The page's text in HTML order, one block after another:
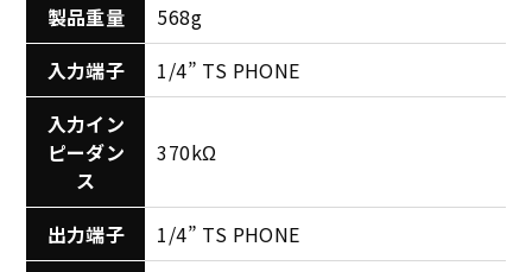
製品重量
568g
入力端子
1/4” TS PHONE
入力イン
ピーダン
ス
370kΩ
出力端子
1/4” TS PHONE